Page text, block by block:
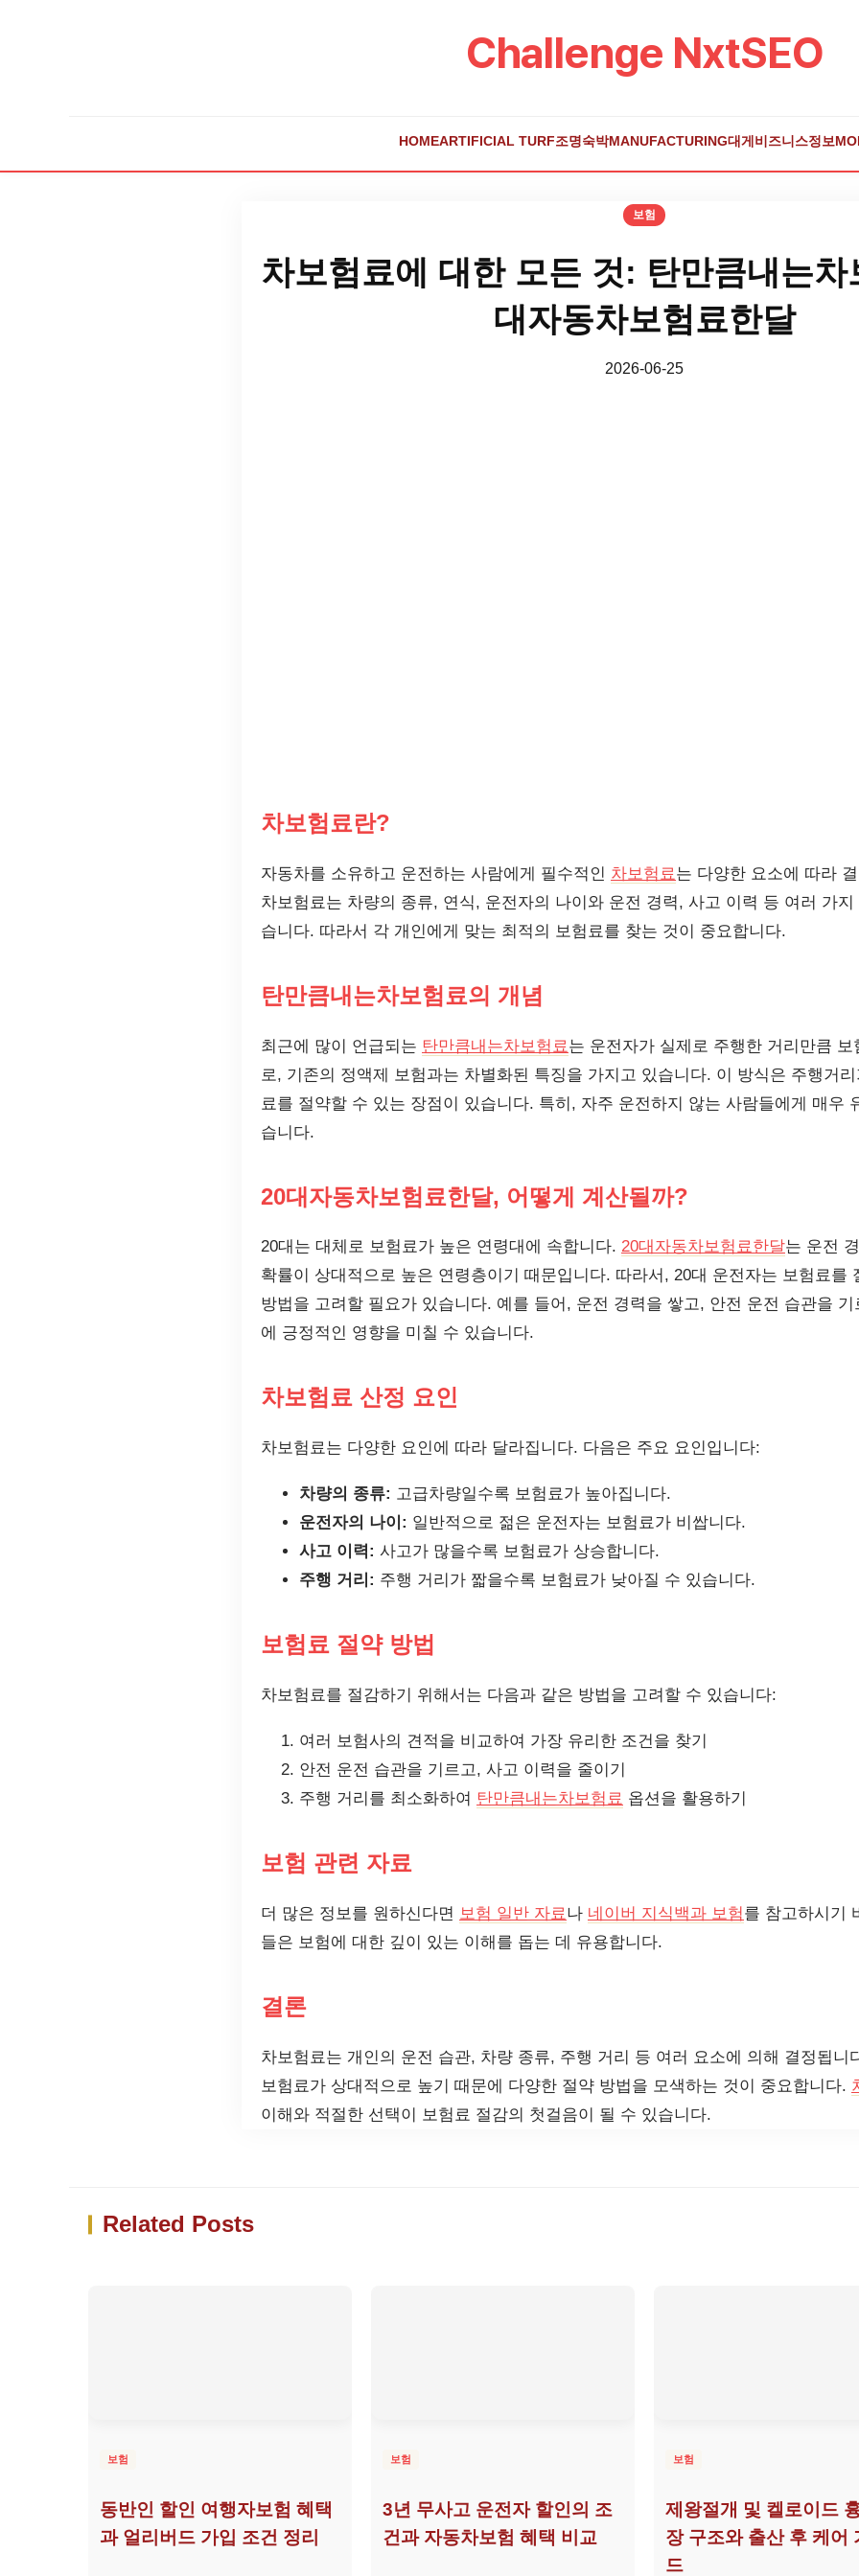
Challenge NxtSEO
HOMEARTIFICIAL TURF조명숙박MANUFACTURING대게 비즈니스정보
보험
차보험료에 대한 모든 것: 탄만큼내는차
대자동차보험료한달
2026-06-25
차보험료란?
자동차를 소유하고 운전하는 사람에게 필수적인 차보험료 는 다양한 요소에 따라
차보험료는 차량의 종류, 연식, 운전자의 나이와 운전 경력, 사고 이력 등 여러 가
습니다. 따라서 각 개인에게 맞는 최적의 보험료를 찾는 것이 중요합니다.
탄만큼내는차보험료의 개념
최근에 많이 언급되는 탄만큼내는차보험료 는 운전자가 실제로 주행한 거리만큼
로, 기존의 정액제 보험과는 차별화된 특징을 가지고 있습니다. 이 방식은 주행거
료를 절약할 수 있는 장점이 있습니다. 특히, 자주 운전하지 않는 사람들에게 매우
습니다.
20대자동차보험료한달, 어떻게 계산될까?
20대는 대체로 보험료가 높은 연령대에 속합니다. 20대자동차보험료한달는 운전
확률이 상대적으로 높은 연령층이기 때문입니다. 따라서, 20대 운전자는 보험료를
방법을 고려할 필요가 있습니다. 예를 들어, 운전 경력을 쌓고, 안전 운전 습관을
에 긍정적인 영향을 미칠 수 있습니다.
차보험료 산정 요인
차보험료는 다양한 요인에 따라 달라집니다. 다음은 주요 요인입니다:
차량의 종류: 고급차량일수록 보험료가 높아집니다.
운전자의 나이: 일반적으로 젊은 운전자는 보험료가 비쌉니다.
사고 이력: 사고가 많을수록 보험료가 상승합니다.
주행 거리: 주행 거리가 짧을수록 보험료가 낮아질 수 있습니다.
보험료 절약 방법
차보험료를 절감하기 위해서는 다음과 같은 방법을 고려할 수 있습니다:
여러 보험사의 견적을 비교하여 가장 유리한 조건을 찾기
안전 운전 습관을 기르고, 사고 이력을 줄이기
주행 거리를 최소화하여 탄만큼내는차보험료 옵션을 활용하기
보험 관련 자료
더 많은 정보를 원하신다면 보험 일반 자료 나 네이버 지식백과 보험를 참고하시기
들은 보험에 대한 깊이 있는 이해를 돕는 데 유용합니다.
결론
차보험료는 개인의 운전 습관, 차량 종류, 주행 거리 등 여러 요소에 의해 결정됩니
보험료가 상대적으로 높기 때문에 다양한 절약 방법을 모색하는 것이 중요합니다.
이해와 적절한 선택이 보험료 절감의 첫걸음이 될 수 있습니다.
Related Posts
보험
동반인 할인 여행자보험 혜택
과 얼리버드 가입 조건 정리
보험
3년 무사고 운전자 할인의 조
건과 자동차보험 혜택 비교
보험
제왕절개 및 켈로이드
장 구조와 출산 후 케어
드